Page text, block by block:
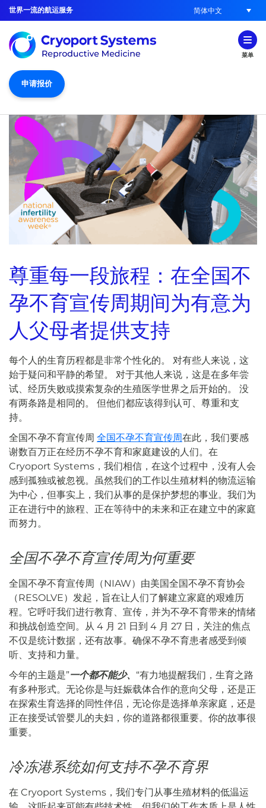
世界一流的航运服务 简体中文
菜单
申请报价
尊重每一段旅程：在全国不
孕不育宣传周期间为有意为
人父母者提供支持
每个人的生育历程都是非常个性化的。 对有些人来说，这
始于疑问和平静的希望。 对于其他人来说，这是在多年尝
试、经历失败或摸索复杂的生殖医学世界之后开始的。 没
有两条路是相同的。 但他们都应该得到认可、尊重和支
持。
全国不孕不育宣传周 全国不孕不育宣传周在此，我们要感
谢数百万正在经历不孕不育和家庭建设的人们。在
Cryoport Systems，我们相信，在这个过程中，没有人会
感到孤独或被忽视。虽然我们的工作以生殖材料的物流运输
为中心，但事实上，我们从事的是保护梦想的事业。我们为
正在进行中的旅程、正在等待中的未来和正在建立中的家庭
而努力。
全国不孕不育宣传周为何重要
全国不孕不育宣传周（NIAW）由美国全国不孕不育协会
（RESOLVE）发起，旨在让人们了解建立家庭的艰难历
程。它呼吁我们进行教育、宣传，并为不孕不育带来的情绪
和挑战创造空间。从 4 月 21 日到 4 月 27 日，关注的焦点
不仅是统计数据，还有故事。确保不孕不育患者感受到倾
听、支持和力量。
今年的主题是”一个都不能少、 “有力地提醒我们，生育之路
有多种形式。无论你是与妊娠载体合作的意向父母，还是正
在探索生育选择的同性伴侣，无论你是选择单亲家庭，还是
正在接受试管婴儿的夫妇，你的道路都很重要。你的故事很
重要。
冷冻港系统如何支持不孕不育界
在 Cryoport Systems，我们专门从事生殖材料的低温运